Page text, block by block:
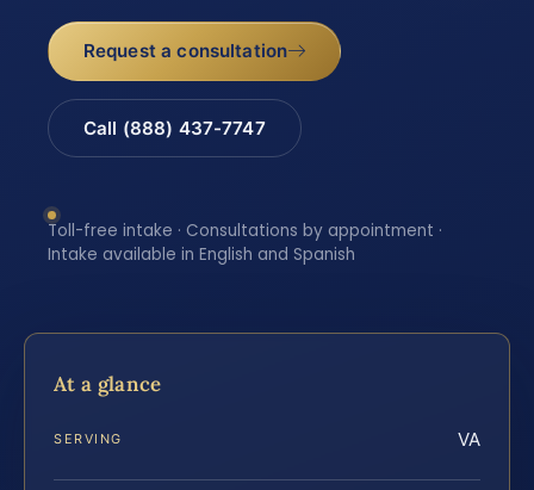
Request a consultation
Call (888) 437-7747
Toll-free intake · Consultations by appointment ·
Intake available in English and Spanish
At a glance
SERVING VA